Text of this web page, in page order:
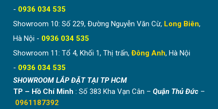
- 0936 034 535
Showroom 10: Số 229, Đường Nguyễn Văn Cừ, Long Biên,
Hà Nội - 0936 034 535
Showroom 11: Tổ 4, Khối 1, Thị trấn, Đông Anh, Hà Nội
- 0936 034 535
SHOWROOM LẮP ĐẶT TẠI TP HCM
TP – Hồ Chí Minh : Số 383 Kha Vạn Cân – Quận Thủ Đức –
0961187392